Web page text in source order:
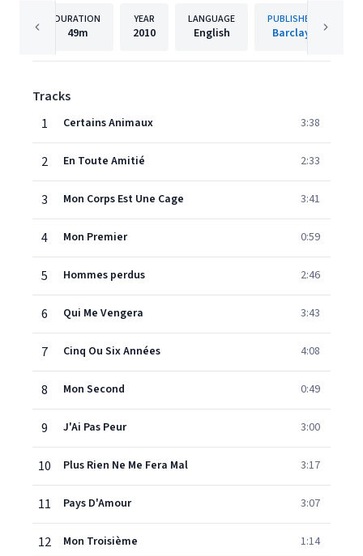
DURATION
49m
YEAR
2010
LANGUAGE
English
PUBLISHER
Barclay
Tracks
1
Certains Animaux 3:38
2 En Toute Amitié 2:33
3 Mon Corps Est Une Cage 3:41
4 Mon Premier 0:59
5 Hommes perdus 2:46
6 Qui Me Vengera 3:43
7 Cinq Ou Six Années 4:08
8 Mon Second 0:49
9 J'Ai Pas Peur 3:00
10 Plus Rien Ne Me Fera Mal 3:17
11 Pays D'Amour 3:07
12 Mon Troisième 1:14